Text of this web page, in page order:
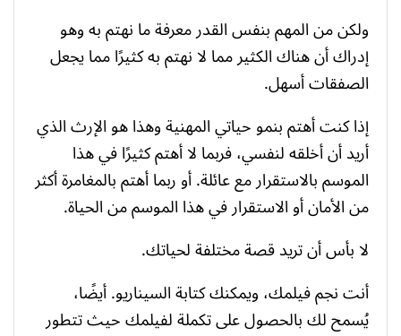
ولكن من المهم بنفس القدر معرفة ما نهتم به وهو
إدراك أن هناك الكثير مما لا نهتم به كثيرًا مما يجعل
الصفقات أسهل.
إذا كنت أهتم بنمو حياتي المهنية وهذا هو الإرث الذي
أريد أن أخلقه لنفسي، فربما لا أهتم كثيرًا في هذا
الموسم بالاستقرار مع عائلة. أو ربما أهتم بالمغامرة أكثر
من الأمان أو الاستقرار في هذا الموسم من الحياة.
لا بأس أن تريد قصة مختلفة لحياتك.
أنت نجم فيلمك، ويمكنك كتابة السيناريو. أيضًا،
يُسمح لك بالحصول على تكملة لفيلمك حيث تتطور